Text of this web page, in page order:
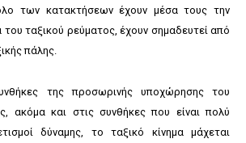
των κατακτήσεων έχουν μέσα τους την
του ταξικού ρεύματος, έχουν σημαδευτεί από
πάλης.
της προσωρινής υποχώρησης του
ακόμα και στις συνθήκες που είναι πολύ
δύναμης, το ταξικό κίνημα μάχεται